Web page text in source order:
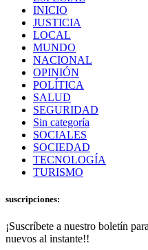
INICIO
JUSTICIA
LOCAL
MUNDO
NACIONAL
OPINIÓN
POLÍTICA
SALUD
SEGURIDAD
Sin categoría
SOCIALES
SOCIEDAD
TECNOLOGÍA
TURISMO
suscripciones:
¡Suscríbete a nuestro boletín
nuevos al instante!!